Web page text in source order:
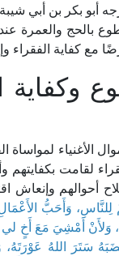
أبو بكر بن أبي
بالحج والعمرة
مع كفاية الفقراء
وكفاية
الأغنياء لمواساة
لقامت
أحوالهم وإنعاش
لِلنَّاسِ، وَأَحَبُّ
وَلأَنْ أَمْشِيَ مَعَ
سَتَرَ اللهُ